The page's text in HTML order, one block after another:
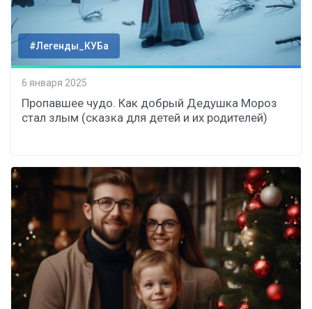
#Легенды_КУБа
6 января 2025
Пропавшее чудо. Как добрый Дедушка Мороз
стал злым (сказка для детей и их родителей)